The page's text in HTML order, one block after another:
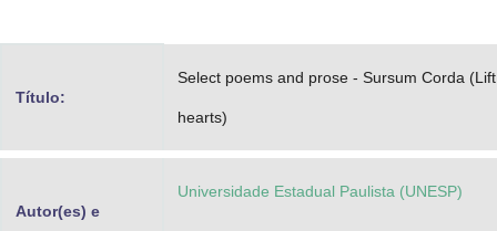
Título:
Select poems and prose - Sursum Corda
hearts)
Autor(es) e
Universidade Estadual Paulista (UNESP)